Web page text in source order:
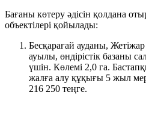
Бағаны көтеру әдісін қолдана
объектілері қойылады:
Бесқарағай ауданы,
ауылы, өндірістік базаны
үшін. Көлемі 2,0 га.
жалға алу құқығы 5 жыл
216 250 теңге.